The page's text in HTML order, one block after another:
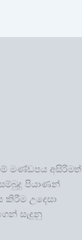
මණ්ඩපය අසිරිමත්
පියාණන්
කිරීම උදෙසා
සැදුනු